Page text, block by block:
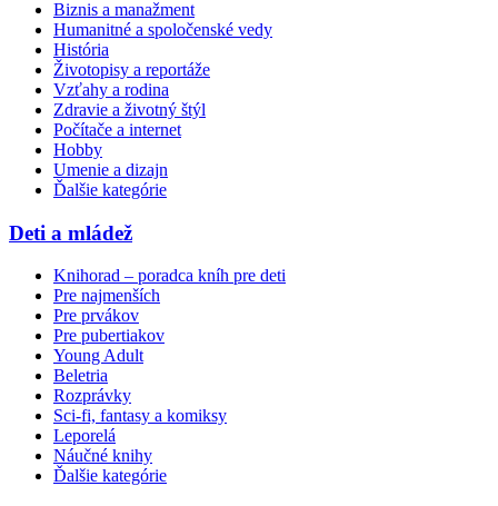
Biznis a manažment
Humanitné a spoločenské vedy
História
Životopisy a reportáže
Vzťahy a rodina
Zdravie a životný štýl
Počítače a internet
Hobby
Umenie a dizajn
Ďalšie kategórie
Deti a mládež
Knihorad – poradca kníh pre deti
Pre najmenších
Pre prvákov
Pre pubertiakov
Young Adult
Beletria
Rozprávky
Sci-fi, fantasy a komiksy
Leporelá
Náučné knihy
Ďalšie kategórie